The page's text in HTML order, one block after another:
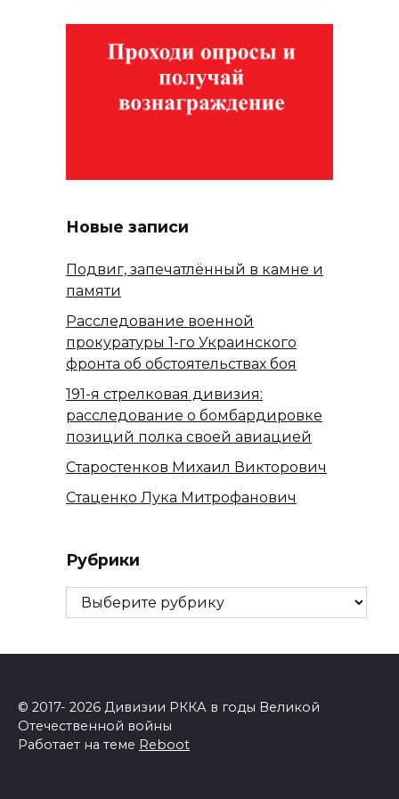
Новые записи
Подвиг, запечатлённый в камне и
памяти
Расследование военной
прокуратуры 1-го Украинского
фронта об обстоятельствах боя
191-я стрелковая дивизия:
расследование о бомбардировке
позиций полка своей авиацией
Старостенков Михаил Викторович
Стаценко Лука Митрофанович
Рубрики
Рубрики
© 2017- 2026 Дивизии РККА в годы Великой
Отечественной войны
Работает на теме Reboot